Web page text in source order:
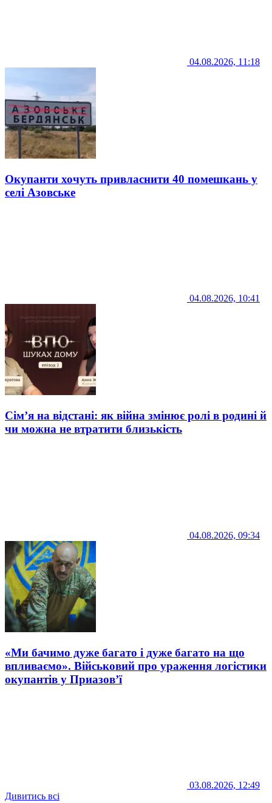
04.08.2026, 11:18
Окупанти хочуть привласнити 40 помешкань у
селі Азовське
04.08.2026, 10:41
Сім’я на відстані: як війна змінює ролі в родині й
чи можна не втратити близькість
04.08.2026, 09:34
«Ми бачимо дуже багато і дуже багато на що
впливаємо». Військовий про ураження логістики
окупантів у Приазов’ї
03.08.2026, 12:49
Дивитись всі